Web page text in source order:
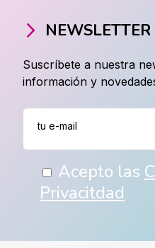
NEWSLETTER
Suscríbete a nuestra
información y
Acepto las
Privacitdad